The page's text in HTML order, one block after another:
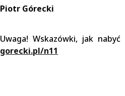
Piotr Górecki
Uwaga! Wskazówki, jak
gorecki.pl/n11